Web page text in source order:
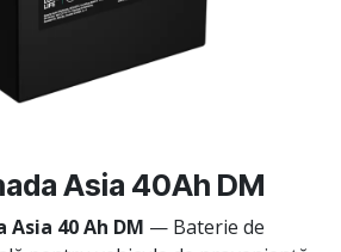
Asia 40Ah DM
40 Ah DM — Baterie de